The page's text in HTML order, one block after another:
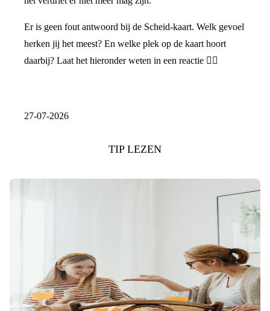
Er is geen fout antwoord bij de Scheid-kaart. Welk gevoel
herken jij het meest? En welke plek op de kaart hoort
daarbij? Laat het hieronder weten in een reactie 👇🏼
27-07-2026
TIP LEZEN